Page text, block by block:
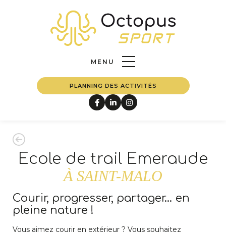
MENU
PLANNING DES ACTIVITÉS
ACCUEIL
PRESTATIONS
Notre
EQUIPE
Notre
BLOG
Ecole de trail Emeraude
À SAINT-MALO
Courir, progresser, partager… en
pleine nature !
Vous aimez courir en extérieur ? Vous souhaitez